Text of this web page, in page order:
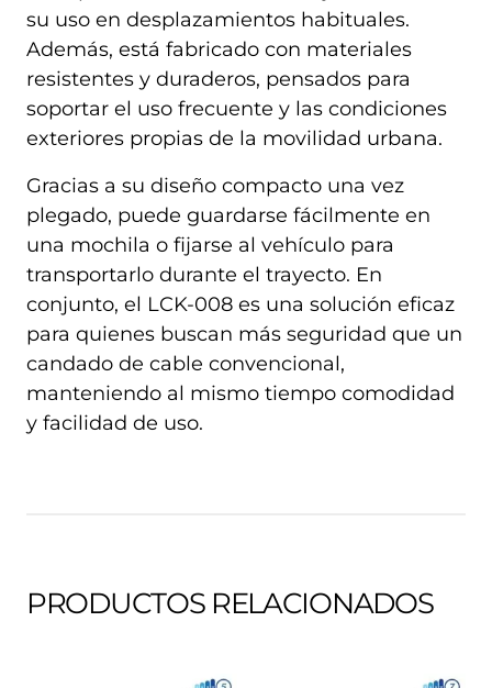
su uso en desplazamientos habituales.
Además, está fabricado con materiales
resistentes y duraderos, pensados para
soportar el uso frecuente y las condiciones
exteriores propias de la movilidad urbana.
Gracias a su diseño compacto una vez
plegado, puede guardarse fácilmente en
una mochila o fijarse al vehículo para
transportarlo durante el trayecto. En
conjunto, el LCK-008 es una solución eficaz
para quienes buscan más seguridad que un
candado de cable convencional,
manteniendo al mismo tiempo comodidad
y facilidad de uso.
PRODUCTOS RELACIONADOS